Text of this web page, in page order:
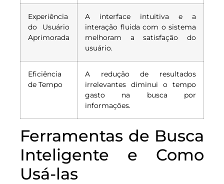
Experiência
do Usuário
Aprimorada
A interface intuitiva e a
interação fluida com o sistema
melhoram a satisfação do
usuário.
Eficiência
de Tempo
A redução de resultados
irrelevantes diminui o tempo
gasto na busca por
informações.
Ferramentas de Busca
Inteligente e Como
Usá-las